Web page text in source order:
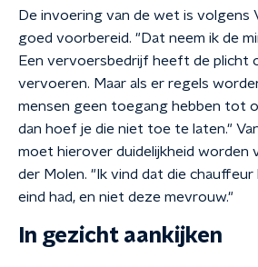
De invoering van de wet is volgens
goed voorbereid. "Dat neem ik de
Een vervoersbedrijf heeft de plicht
vervoeren. Maar als er regels
mensen geen toegang hebben tot
dan hoef je die niet toe te laten."
moet hierover duidelijkheid worden
der Molen. "Ik vind dat die
eind had, en niet deze mevrouw."
In gezicht aankijken